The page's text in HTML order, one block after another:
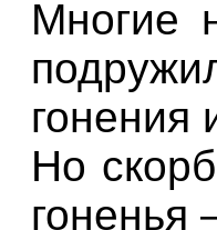
Многие
гонения
Но
гоненья